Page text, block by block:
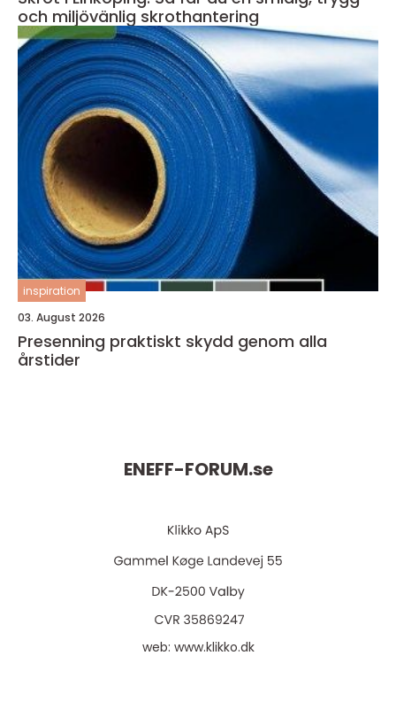
och miljövänlig skrothantering
inspiration
03. August 2026
Presenning praktiskt skydd genom alla
årstider
ENEFF-FORUM.se
web: www.klikko.dk